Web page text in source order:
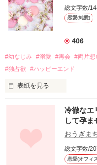
総文字数/
恋愛(純愛)
406
#幼なじみ #溺愛 #再会 #両片想
#独占欲
#ハッピーエンド
表紙を見る
幼なじみの哲平に淡い恋
しかし、ある出来事をき
関係修復もできないまま
引っ越すことになり、哲
冷徹なエ
して孕ま
おうぎま
総文字数/
恋愛(オフィ